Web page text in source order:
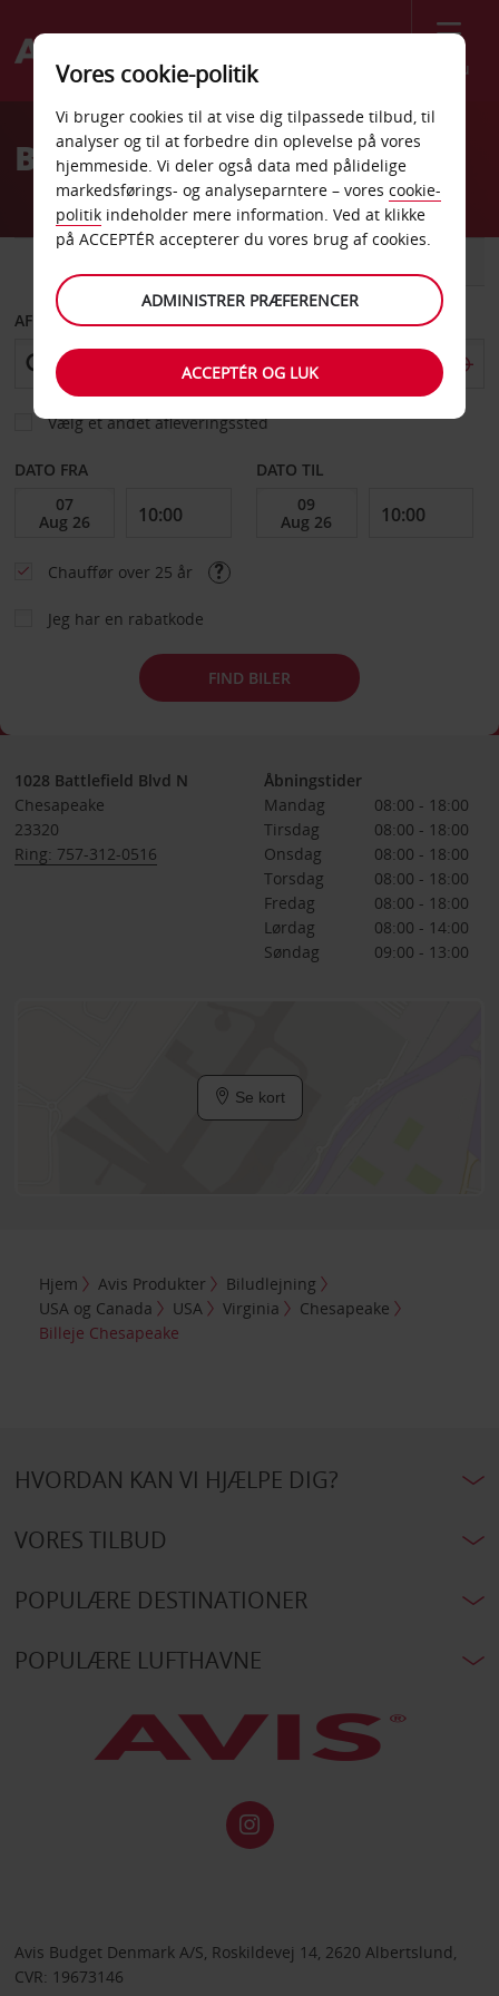
Menu
Welcome
AvisBilleje Chesapeake
AFHENT FRA
Vælg et andet afleveringssted
DATO FRA DATO TIL
Chauffør over 25 år
Jeg har en rabatkode
FIND BILER
1028 Battlefield Blvd N
Chesapeake
23320
Ring: 757-312-0516
Åbningstider
Mandag
08:00 - 18:00
Tirsdag
08:00 - 18:00
Onsdag
08:00 - 18:00
Torsdag
08:00 - 18:00
Fredag
08:00 - 18:00
Lørdag
08:00 - 14:00
Søndag
09:00 - 13:00
Se kort
Hjem Avis Produkter
Biludlejning
USA og Canada
USA Virginia
Chesapeake
Billeje Chesapeake
HVORDAN KAN VI HJÆLPE DIG?
VORES TILBUD
POPULÆRE DESTINATIONER
POPULÆRE LUFTHAVNE
Avis Budget Denmark A/S, Roskildevej 14, 2620 Albertslund,
CVR: 19673146
Vores cookie-politik
Vi bruger cookies til at vise dig tilpassede tilbud, til
analyser og til at forbedre din oplevelse på vores
hjemmeside. Vi deler også data med pålidelige
markedsførings- og analyseparntere – vores cookie-
politik indeholder mere information. Ved at klikke
på ACCEPTÉR accepterer du vores brug af cookies.
ADMINISTRER PRÆFERENCER
ACCEPTÉR OG LUK